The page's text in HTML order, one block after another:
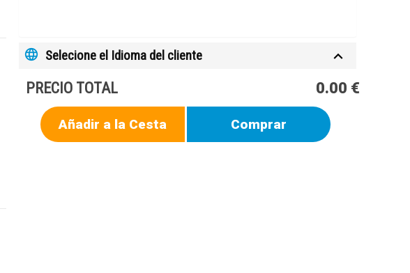
Selecione el Idioma del cliente
PRECIO TOTAL 0.00 €
Añadir a la Cesta Comprar